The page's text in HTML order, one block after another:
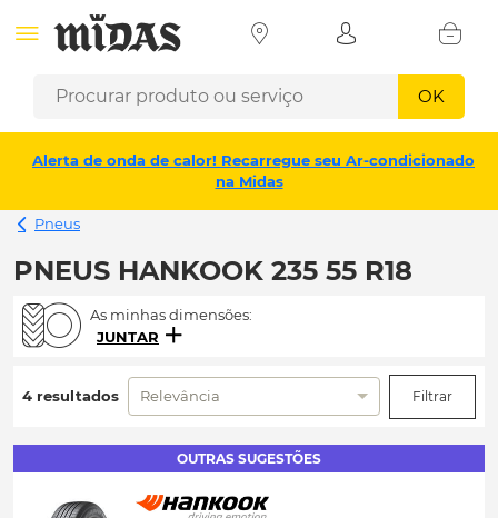
OK
Alerta de onda de calor! Recarregue seu Ar-condicionado
na Midas
Pneus
PNEUS HANKOOK 235 55 R18
As minhas dimensões:
JUNTAR
4 resultados Relevância Filtrar
OUTRAS SUGESTÕES